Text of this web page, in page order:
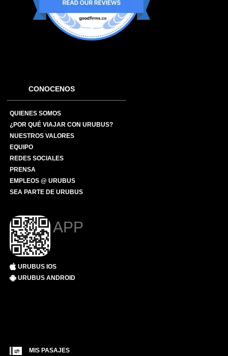
CONOCENOS
QUIENES SOMOS
¿POR QUÉ VIAJAR CON URUBUS?
NUESTROS VALORES
EQUIPO
REDES SOCIALES
PRENSA
EMPLEOS @ URUBUS
SEA PARTE DE URUBUS
APP
URUBUS IOS
URUBUS ANDROID
MIS PASAJES